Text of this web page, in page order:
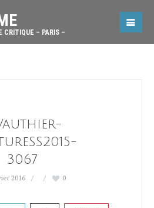
CRITIQUE – PARIS –
3067
2016 0